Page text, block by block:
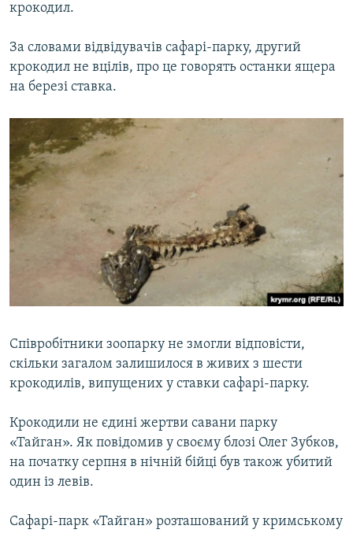
крокодил.
За словами відвідувачів сафарі-парку, другий
крокодил не вцілів, про це говорять останки ящера
на березі ставка.
Співробітники зоопарку не змогли відповісти,
скільки загалом залишилося в живих з шести
крокодилів, випущених у ставки сафарі-парку.
Крокодили не єдині жертви савани парку
«Тайган». Як повідомив у своєму блозі Олег Зубков,
на початку серпня в нічній бійці був також убитий
один із левів.
Сафарі-парк «Тайган» розташований у кримському